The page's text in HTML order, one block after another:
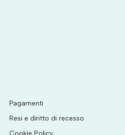
Pagamenti
Resi e diritto di recesso
Cookie Policy